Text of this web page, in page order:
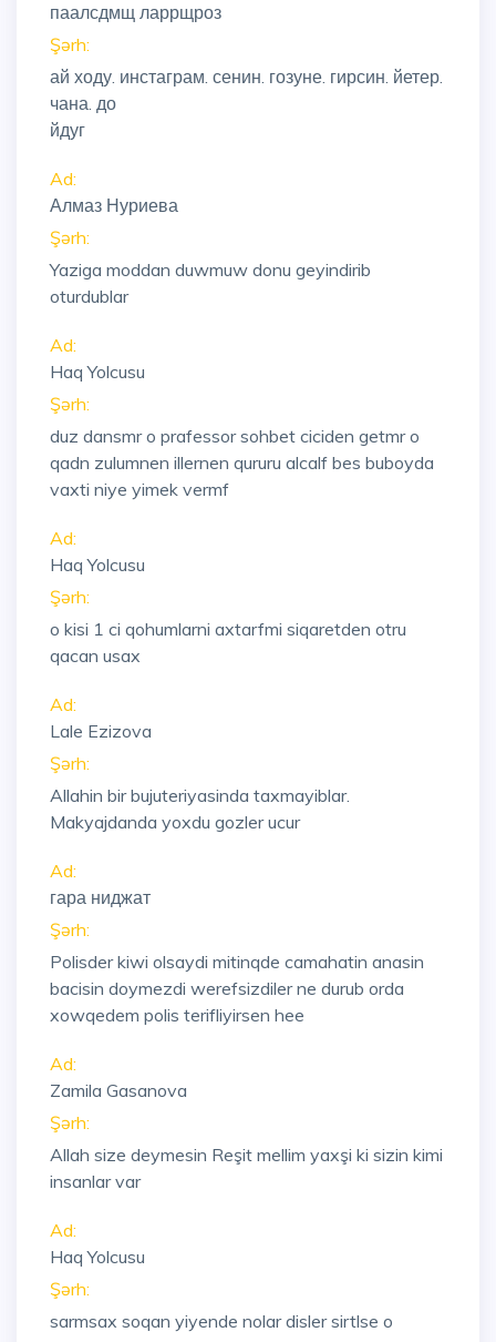
паалсдмщ ларрщроз
Şərh:
ай ходу. инстаграм. сенин. гозуне. гирсин. йетер.
чана. до
йдуг
Ad:
Алмаз Нуриева
Şərh:
Yaziga moddan duwmuw donu geyindirib
oturdublar
Ad:
Haq Yolcusu
Şərh:
duz dansmr o prafessor sohbet ciciden getmr o
qadn zulumnen illernen qururu alcalf bes buboyda
vaxti niye yimek vermf
Ad:
Haq Yolcusu
Şərh:
o kisi 1 ci qohumlarni axtarfmi siqaretden otru
qacan usax
Ad:
Lale Ezizova
Şərh:
Allahin bir bujuteriyasinda taxmayiblar.
Makyajdanda yoxdu gozler ucur
Ad:
гара ниджат
Şərh:
Polisder kiwi olsaydi mitinqde camahatin anasin
bacisin doymezdi werefsizdiler ne durub orda
xowqedem polis terifliyirsen hee
Ad:
Zamila Gasanova
Şərh:
Allah size deymesin Reşit mellim yaxşi ki sizin kimi
insanlar var
Ad:
Haq Yolcusu
Şərh:
sarmsax soqan yiyende nolar disler sirtlse o